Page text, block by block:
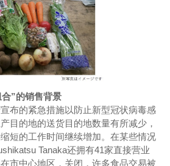
”的销售背景
布的紧急措施以防止新型冠状病毒感
目的地的送货目的地数量有所减少，
短的工作时间继续增加。在某些情况
Tanaka还拥有41家直接营业
市中心地区，关闭，许多食品交易被